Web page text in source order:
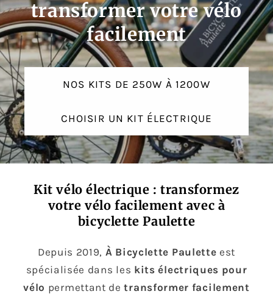
transformer votre vélo
facilement
NOS KITS DE 250W À 1200W
CHOISIR UN KIT ÉLECTRIQUE
Kit vélo électrique : transformez
votre vélo facilement avec à
bicyclette Paulette
Depuis 2019, À Bicyclette Paulette est
spécialisée dans les kits électriques pour
vélo permettant detransformer facilement